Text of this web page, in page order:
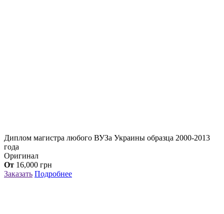
Диплом магистра любого ВУЗа Украины образца 2000-2013
года
Оригинал
От 16,000 грн
Заказать Подробнее